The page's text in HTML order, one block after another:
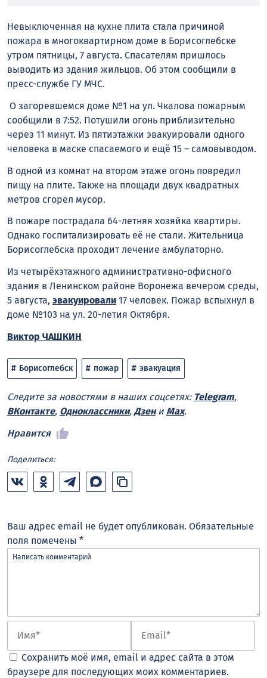
Невыключенная на кухне плита стала причиной
пожара в многоквартирном доме в Борисоглебске
утром пятницы, 7 августа. Спасателям пришлось
выводить из здания жильцов. Об этом сообщили в
пресс-службе ГУ МЧС.
О загоревшемся доме №1 на ул. Чкалова пожарным
сообщили в 7:52. Потушили огонь приблизительно
через 11 минут. Из пятиэтажки эвакуировали одного
человека в маске спасаемого и ещё 15 – самовыводом.
В одной из комнат на втором этаже огонь повредил
пищу на плите. Также на площади двух квадратных
метров сгорел мусор.
В пожаре пострадала 64-летняя хозяйка квартиры.
Однако госпитализировать её не стали. Жительница
Борисоглебска проходит лечение амбулаторно.
Из четырёхэтажного административно-офисного
здания в Ленинском районе Воронежа вечером среды,
5 августа, эвакуировали 17 человек. Пожар вспыхнул в
доме №103 на ул. 20-летия Октября.
Виктор ЧАШКИН
Борисоглебск пожар эвакуация
Следите за новостями в наших соцсетях: Telegram,
ВКонтакте, Одноклассники, Дзени Max.
Нравится
Поделиться:
Ваш адрес email не будет опубликован. Обязательные
поля помечены *
Сохранить моё имя, email и адрес сайта в этом
браузере для последующих моих комментариев.